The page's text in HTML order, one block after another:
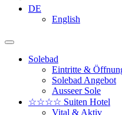
DE
English
Solebad
Eintritte &
Solebad Angebot
Ausseer Sole
☆☆☆☆ Suiten Hotel
Vital & Aktiv